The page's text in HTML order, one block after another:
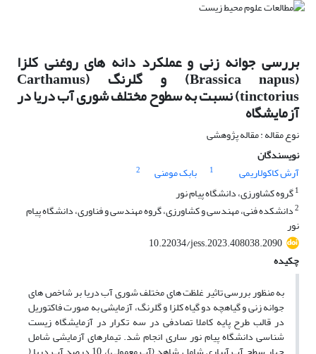
بررسی جوانه زنی و عملکرد دانه های روغنی کلزا
(Brassica napus) و گلرنگ (Carthamus
tinctorius) نسبت به سطوح مختلف شوری آب دریا در
آزمایشگاه
نوع مقاله : مقاله پژوهشی
نویسندگان
آرش کاکولاریمی
1 بابک مومنی
2
1گروه کشاورزی، دانشگاه پیام نور
2دانشکده فنی، مهندسی و کشاورزی، گروه مهندسی و فناوری، دانشگاه پیام
نور
10.22034/jess.2023.408038.2090
چکیده
به منظور بررسی تاثیر غلظت های مختلف شوری آب دریا بر شاخص های
جوانه زنی و گیاهچه دو گیاه کلزا و گلرنگ، آزمایشی به صورت فاکتوریل
در قالب طرح پایه کاملا تصادفی در سه تکرار در آزمایشگاه زیست
شناسی دانشگاه پیام نور ساری انجام شد. تیمارهای آزمایشی شامل